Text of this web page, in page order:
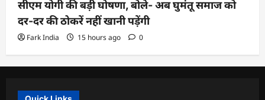
सीएम योगी की बड़ी घोषणा, बोले- अब घुमंतू समाज को
दर-दर की ठोकरें नहीं खानी पड़ेंगी
Fark India 15 hours ago 0